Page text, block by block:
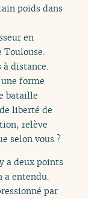
poids dans
en
Toulouse.
à distance.
forme
bataille
liberté de
relève
selon vous ?
a deux points
a entendu.
par